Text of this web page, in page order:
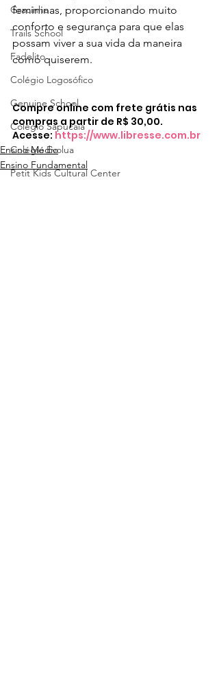
Gracinha
Trails School
Fadelito
Colégio Logosófico
Genuine School
Colégio Sapucaia
Colégio Evolua
Petit Kids Cultural Center
femininas, proporcionando muito
conforto e segurança para que elas
possam viver a sua vida da maneira
como quiserem.
Compre online com frete grátis nas
compras a partir de R$ 30,00.
Acesse: https://www.libresse.com.br
Ensino Médio
Ensino Fundamental